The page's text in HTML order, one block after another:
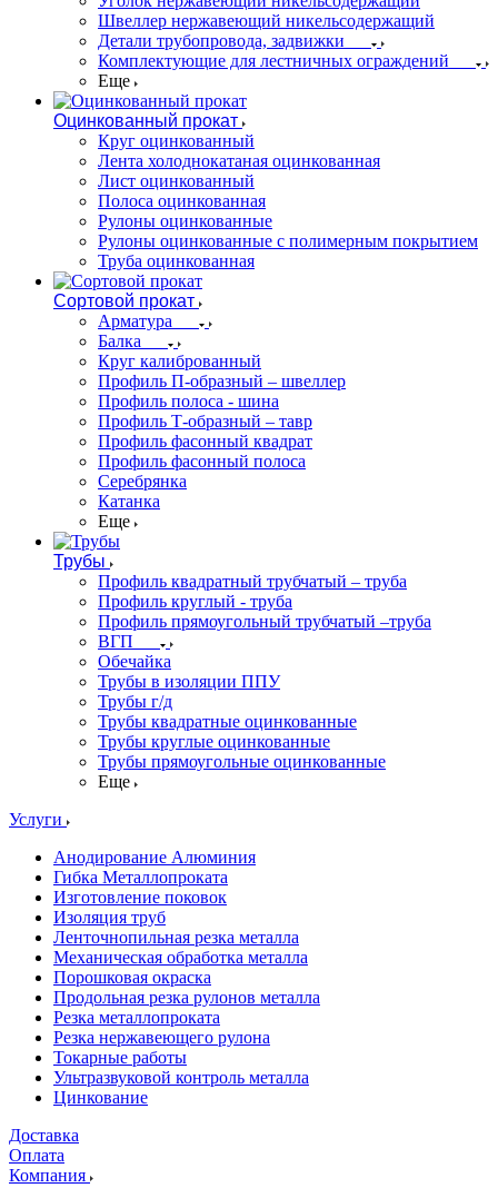
Швеллер нержавеющий никельсодержащий
Детали трубопровода, задвижки
Комплектующие для лестничных ограждений
Еще
Оцинкованный прокат
Круг оцинкованный
Лента холоднокатаная оцинкованная
Лист оцинкованный
Полоса оцинкованная
Рулоны оцинкованные
Рулоны оцинкованные с полимерным покрытием
Труба оцинкованная
Сортовой прокат
Арматура
Балка
Круг калиброванный
Профиль П-образный – швеллер
Профиль полоса - шина
Профиль Т-образный – тавр
Профиль фасонный квадрат
Профиль фасонный полоса
Серебрянка
Катанка
Еще
Трубы
Профиль квадратный трубчатый – труба
Профиль круглый - труба
Профиль прямоугольный трубчатый –труба
ВГП
Обечайка
Трубы в изоляции ППУ
Трубы г/д
Трубы квадратные оцинкованные
Трубы круглые оцинкованные
Трубы прямоугольные оцинкованные
Еще
Услуги
Анодирование Алюминия
Гибка Металлопроката
Изготовление поковок
Изоляция труб
Ленточнопильная резка металла
Механическая обработка металла
Порошковая окраска
Продольная резка рулонов металла
Резка металлопроката
Резка нержавеющего рулона
Токарные работы
Ультразвуковой контроль металла
Цинкование
Доставка
Оплата
Компания